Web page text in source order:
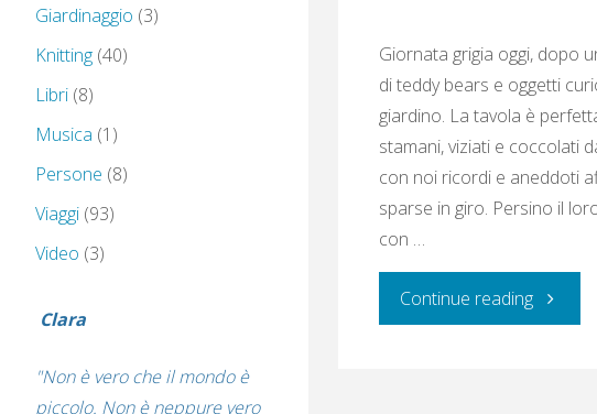
Giornata grigia oggi, dopo
di teddy bears e oggetti
giardino. La tavola è
stamani, viziati e coccolati
con noi ricordi e aneddoti
sparse in giro. Persino il
con …
Continue reading"Giovedì
Giardinaggio (3)
Knitting (40)
Libri (8)
Musica (1)
Persone (8)
Viaggi (93)
Video (3)
Clara
"Non è vero che il mondo è
piccolo. Non è neppure vero